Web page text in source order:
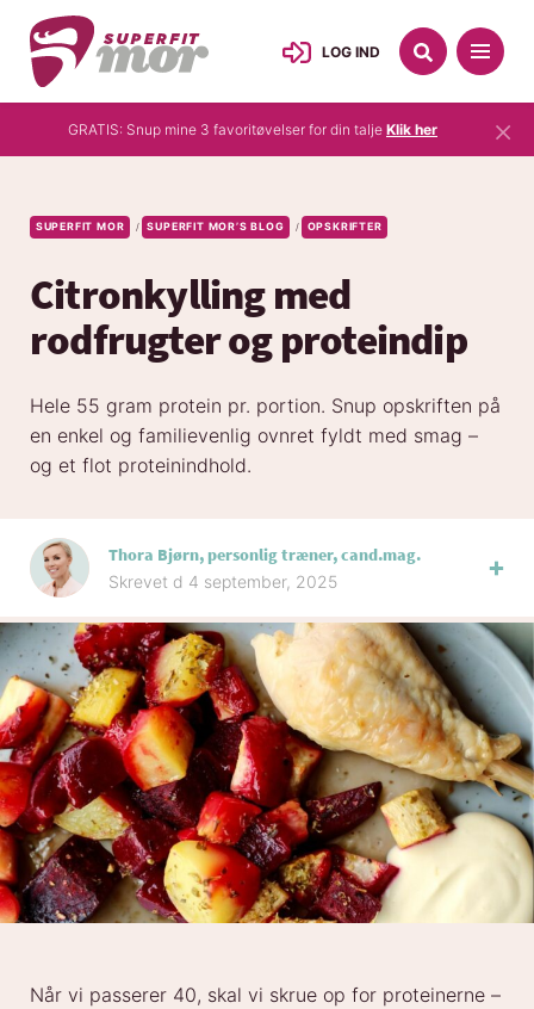
LOG IND
GRATIS: Snup mine 3 favoritøvelser for din talje Klik her ×
SUPERFIT MOR / SUPERFIT MOR’S BLOG / OPSKRIFTER
Citronkylling med
rodfrugter og proteindip
Hele 55 gram protein pr. portion. Snup opskriften på
en enkel og familievenlig ovnret fyldt med smag –
og et flot proteinindhold.
Thora Bjørn, personlig træner, cand.mag.
Skrevet d 4 september, 2025
Når vi passerer 40, skal vi skrue op for proteinerne –